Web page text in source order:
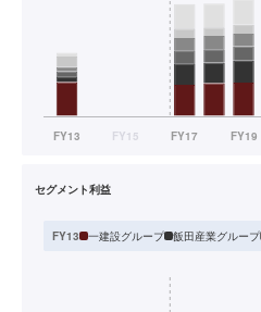
セグメント利益
FY13 一建設グループ 飯田産業グループ